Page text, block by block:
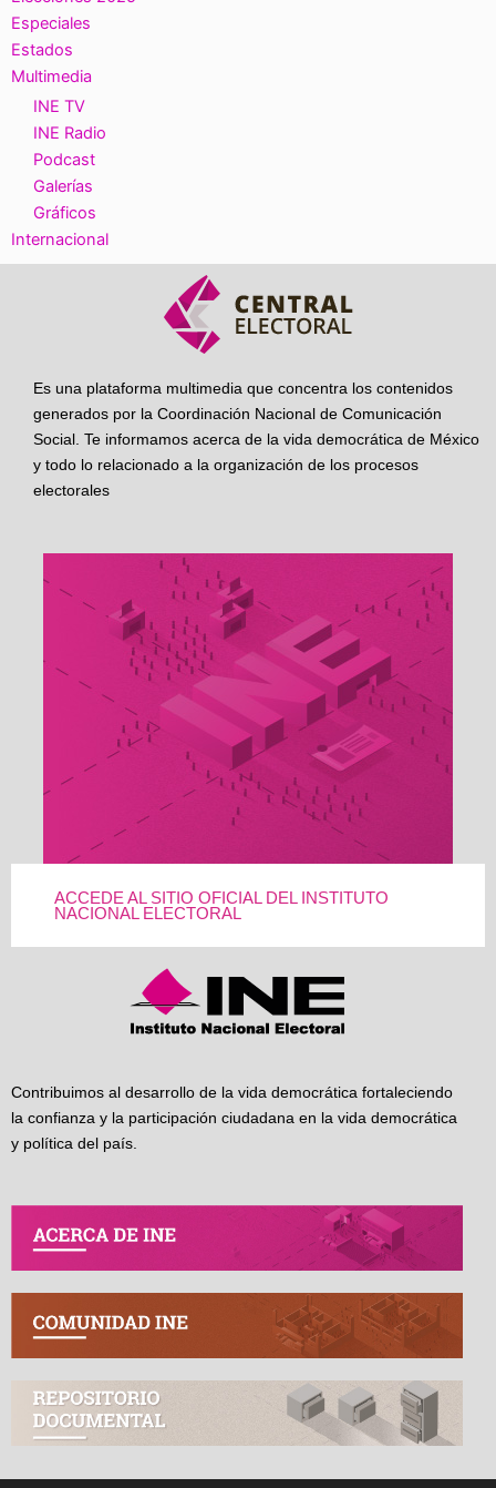
Especiales
Estados
Multimedia
INE TV
INE Radio
Podcast
Galerías
Gráficos
Internacional
Es una plataforma multimedia que concentra los contenidos
generados por la Coordinación Nacional de Comunicación
Social. Te informamos acerca de la vida democrática de México
y todo lo relacionado a la organización de los procesos
electorales
ACCEDE AL SITIO OFICIAL DEL INSTITUTO
NACIONAL ELECTORAL
Contribuimos al desarrollo de la vida democrática fortaleciendo
la confianza y la participación ciudadana en la vida democrática
y política del país.